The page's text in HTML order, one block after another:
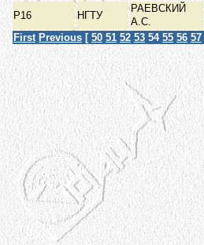
Р16
НГТУ
РАЕВСКИЙ
А.С.
First Previous [ 50 51 52 53 54 55 56 57